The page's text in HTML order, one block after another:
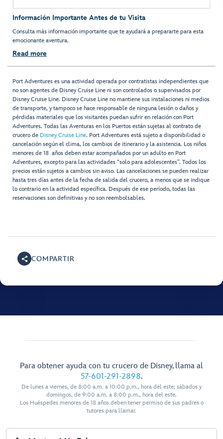
Información Importante Antes de tu Visita
Consulta más información importante que te ayudará a prepararte para esta
emocionante aventura.
Read more
Port Adventures es una actividad operada por contratistas independientes que
no son agentes de Disney Cruise Line ni son controlados o supervisados por
Disney Cruise Line. Disney Cruise Line no mantiene sus instalaciones ni medios
de transporte, y tampoco se hace responsable de ninguna lesión o daños y
pérdidas materiales que los visitantes puedan sufrir en relación con Port
Adventures. Todas las Aventuras en los Puertos están sujetas al contrato de
crucero de Disney Cruise Line. Port Adventures está sujeto a disponibilidad o
cancelación según el clima, los cambios de itinerario y la asistencia. Los niños
menores de 18 años deben estar acompañados por un adulto en Port
Adventures, excepto para las actividades “solo para adolescentes”. Todos los
precios están sujetos a cambios sin aviso. Las cancelaciones se pueden realizar
hasta tres días antes de la fecha de salida del crucero, a menos que se indique
lo contrario en la actividad específica. Después de ese período, todas las
reservaciones son definitivas y no son reembolsables.
COMPARTIR
Para obtener ayuda con tu crucero de Disney, llama al
57-601-291-2898.
De lunes a viernes, de 8:00 a.m. a 10:00 p.m., hora del este; sábados y
domingos, de 9:00 a.m. a 8:00 p.m., hora del este.
Los Huéspedes menores de 18 años deben tener permiso de sus padres o
tutores para llamar.